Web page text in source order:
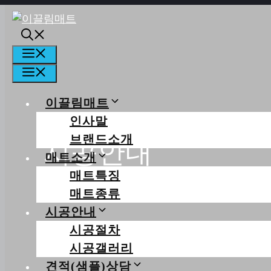
컨텐츠로
건너뛰기
이끌림매트
인사말
브랜드소개
매트소개
매트특징
매트종류
시공안내
시공절차
시공갤러리
견적(샘플)상담
시공안내
당신의 행복한 일상을 꿈꿉니